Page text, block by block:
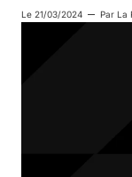
Le 21/03/2024 Par La